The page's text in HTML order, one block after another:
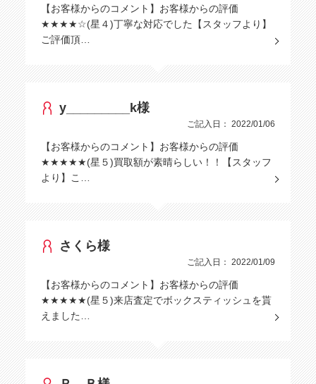
【お客様からのコメント】お客様からの評価
★★★★☆(星４)丁寧な対応でした【スタッフより】
ご評価頂…
y_________k様
ご記入日： 2022/01/06
【お客様からのコメント】お客様からの評価
★★★★★(星５)買取額が素晴らしい！！【スタッフ
より】こ…
さくら様
ご記入日： 2022/01/09
【お客様からのコメント】お客様からの評価
★★★★★(星５)来店査定でボックスティッシュを貰
えました…